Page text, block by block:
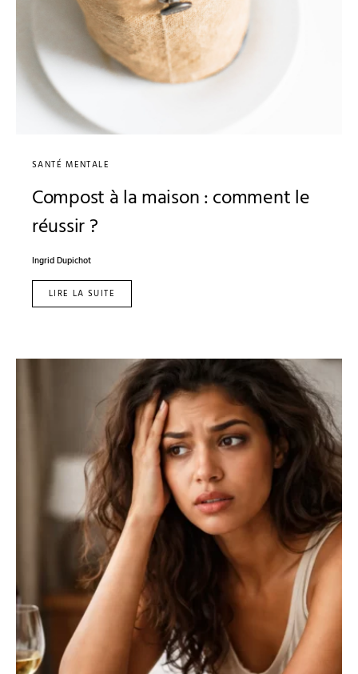
SANTÉ MENTALE
Compost à la maison : comment le
réussir ?
Ingrid Dupichot
LIRE LA SUITE